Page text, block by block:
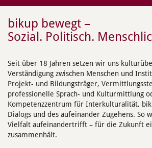
bikup bewegt –
Sozial. Politisch.
Seit über 18 Jahren setzen wir uns
Verständigung zwischen Menschen und
Projekt- und Bildungsträger,
professionelle Sprach- und Kulturmittlung
Kompetenzzentrum für Interkulturalität,
Dialogs und des aufeinander Zugehens. So
Vielfalt aufeinandertrifft – für die Zukunft
zusammenhält.